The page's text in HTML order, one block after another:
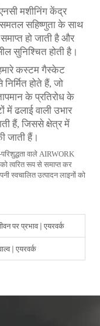
मशीनिंग केंद्र
सहिष्णुता के साथ
हो जाती है और
सुनिश्चित होती है।
कस्टम गैस्केट
होते हैं, जो
के प्रतिरोध के
में ढलाई वाली उभार
हैं, जिससे क्षेत्र में
जाती हैं।
वाले AIRWORK
त्वरित रूप से समाप्त कर
उत्पादन लाइनों को
पर प्रभाव | एयरवर्क
| एयरवर्क